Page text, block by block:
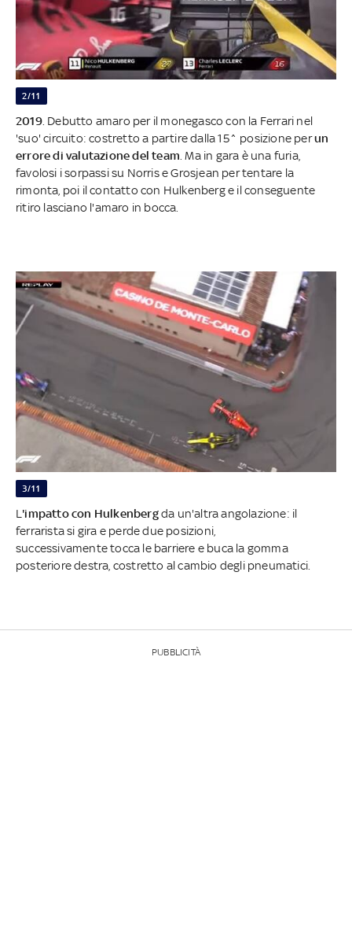
2/11
2019. Debutto amaro per il monegasco con la Ferrari nel
'suo' circuito: costretto a partire dalla 15^ posizione perun
errore di valutazione del team . Ma in gara è una furia,
favolosi i sorpassi su Norris e Grosjean per tentare la
rimonta, poi il contatto con Hulkenberg e il conseguente
ritiro lasciano l'amaro in bocca.
3/11
L 'impatto con Hulkenbergda un'altra angolazione: il
ferrarista si gira e perde due posizioni,
successivamente tocca le barriere e buca la gomma
posteriore destra, costretto al cambio degli pneumatici.
PUBBLICITÀ